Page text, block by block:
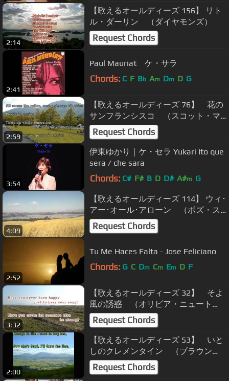
2:14
【歌えるオールディーズ 156】 リト
ル・ダーリン （ダイヤモンズ）
Request Chords
2:41
Paul Mauriat ケ・サラ
Chords: C F Bb Am Dm D G
2:59
【歌えるオールディーズ 76】 花の
サンフランシスコ （スコット・マ
ッケンジー）
Request Chords
3:54
伊東ゆかり｜ケ・セラ Yukari Ito que
sera / che sara
Chords: C# F# B D D# A#m G
4:09
【歌えるオールディーズ 114】 ウィ･
アー･オール･アローン （ボズ・ス
キャッグズ）
Request Chords
2:52
Tu Me Haces Falta - Jose Feliciano
Chords: G C Dm Cm Em D F
3:32
【歌えるオールディーズ 32】 そよ
風の誘惑 （オリビア・ニュート
ン・ジョン）
Request Chords
2:00
【歌えるオールディーズ 53】 いと
しのクレメンタイン （ブラウン
ズ）
Request Chords